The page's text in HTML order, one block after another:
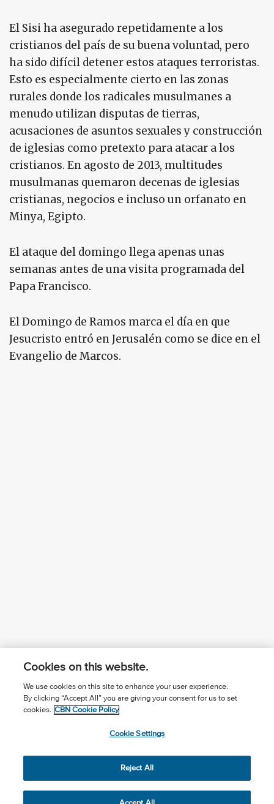
El Sisi ha asegurado repetidamente a los
cristianos del país de su buena voluntad, pero
ha sido difícil detener estos ataques terroristas.
Esto es especialmente cierto en las zonas
rurales donde los radicales musulmanes a
menudo utilizan disputas de tierras,
acusaciones de asuntos sexuales y construcción
de iglesias como pretexto para atacar a los
cristianos. En agosto de 2013, multitudes
musulmanas quemaron decenas de iglesias
cristianas, negocios e incluso un orfanato en
Minya, Egipto.
El ataque del domingo llega apenas unas
semanas antes de una visita programada del
Papa Francisco.
El Domingo de Ramos marca el día en que
Jesucristo entró en Jerusalén como se dice en el
Evangelio de Marcos.
¿Conoces a Jesús?
Suscríbase al boletín
Seguir Mundo Cristiano
Terms of Use
Cookie Settings
Cookies on this website.
We use cookies on this site to enhance your user experience.
By clicking “Accept All” you are giving your consent for us to set
cookies. CBN Cookie Policy
Cookie Settings
Reject All